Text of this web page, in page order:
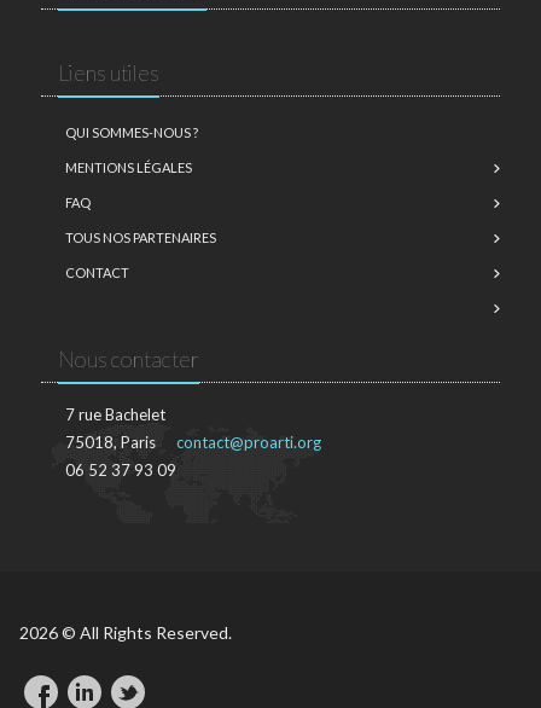
Liens utiles
QUI SOMMES-NOUS ?
MENTIONS LÉGALES
FAQ
TOUS NOS PARTENAIRES
CONTACT
Nous contacter
7 rue Bachelet
75018, Paris
06 52 37 93 09
contact@proarti.org
2026 © All Rights Reserved.